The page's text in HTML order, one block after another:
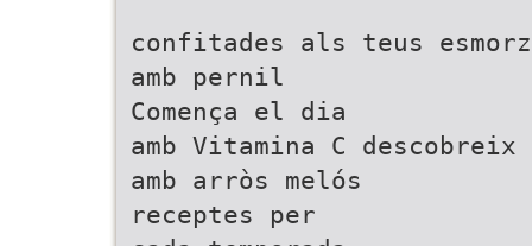
confitades als teus
amb pernil
Comença el dia
amb Vitamina C descobreix
amb arròs melós
receptes per